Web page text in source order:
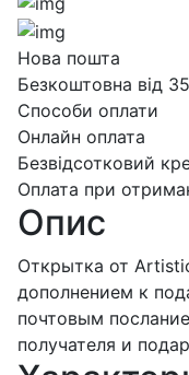
Нова пошта
Безкоштовна від
Способи оплати
Онлайн оплата
Безвідсотковий
Оплата при
Опис
Открытка от
дополнением к
почтовым
получателя и